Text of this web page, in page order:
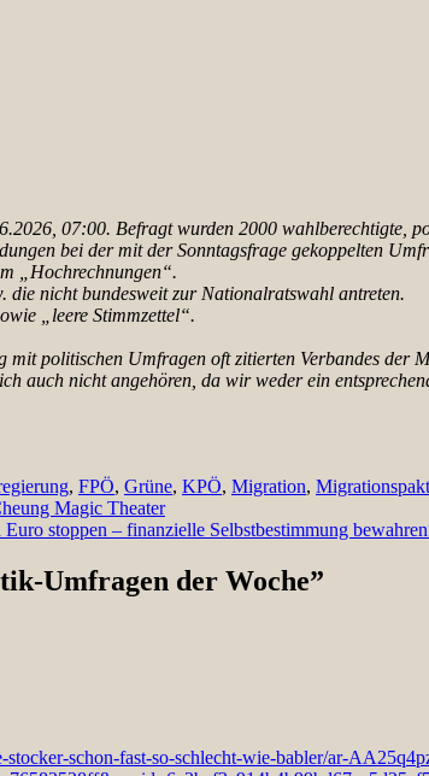
07:00. Befragt wurden 2000 wahlberechtigte,
bei der mit der Sonntagsfrage gekoppelten
„Hochrechnungen“.
nicht bundesweit zur Nationalratswahl antreten.
„leere Stimmzettel“.
politischen Umfragen oft zitierten Verbandes der
auch nicht angehören, da wir weder ein
, FPÖ, Grüne, KPÖ, Migration, Migrationspakt
Magic Theater
stoppen – finanzielle Selbstbestimmung
Umfragen der Woche”
schon-fast-so-schlecht-wie-babler/ar-